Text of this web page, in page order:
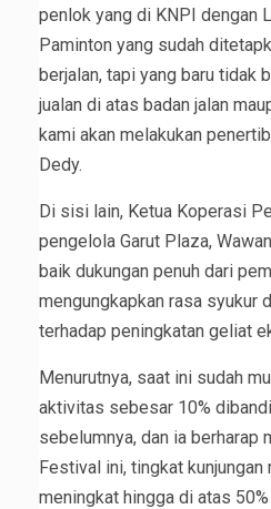
penlok yang di KNPI dengan
Paminton yang sudah
berjalan, tapi yang baru tidak
jualan di atas badan jalan
kami akan melakukan
Dedy.
Di sisi lain, Ketua Koperasi
pengelola Garut Plaza,
baik dukungan penuh dari
mengungkapkan rasa syukur
terhadap peningkatan geliat
Menurutnya, saat ini sudah
aktivitas sebesar 10%
sebelumnya, dan ia berharap
Festival ini, tingkat
meningkat hingga di atas